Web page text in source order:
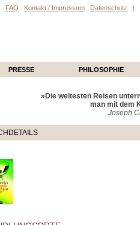
FAQ Kontakt / Impressum Datenschutz |
PRESSE PHILOSOPHIE
»Die weitesten Reisen
man mit dem
Joseph